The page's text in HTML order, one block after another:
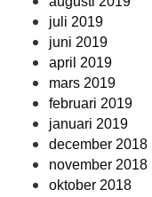
juli 2019
juni 2019
april 2019
mars 2019
februari 2019
januari 2019
december 2018
november 2018
oktober 2018